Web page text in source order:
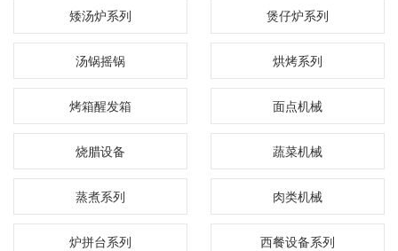
矮汤炉系列 煲仔炉系列
汤锅摇锅 烘烤系列
烤箱醒发箱 面点机械
烧腊设备 蔬菜机械
蒸煮系列 肉类机械
炉拼台系列 西餐设备系列